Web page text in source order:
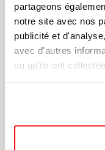
partageons
notre site avec nos
publicité et
avec d'autres
ou qu'ils ont